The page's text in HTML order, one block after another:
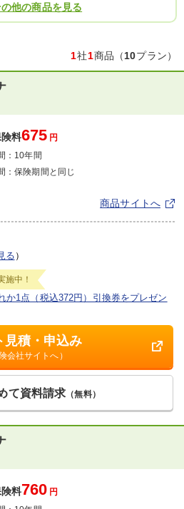
の他の商品を見る
1社1商品（10プラン）
て資料請求 （無料）
見積・申込み
会社サイトへ）
料675 円
： 10年間
：保険期間と同じ
商品サイトへ
る ）
施中！
1点（税込372円）引換券をプレゼン
料760 円